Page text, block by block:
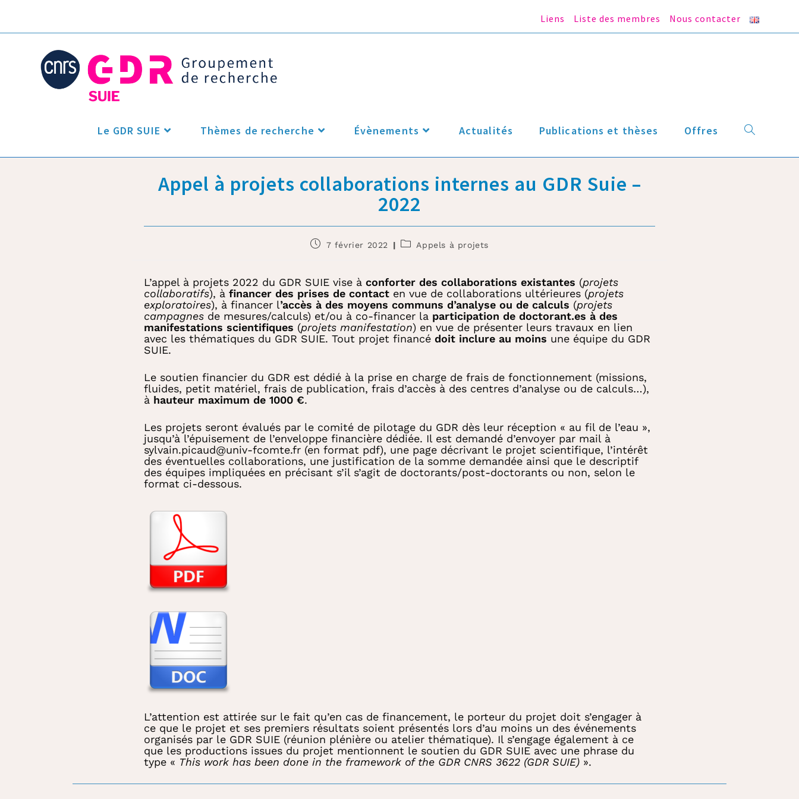
Liens Liste des membres Nous contacter
Le GDR SUIE Thèmes de recherche Évènements Actualités Publications et thèses Offres
Appel à projets collaborations internes au GDR Suie –
2022
7 février 2022 Appels à projets
L’appel à projets 2022 du GDR SUIE vise à conforter des collaborations existantes (projets
collaboratifs), à financer des prises de contact en vue de collaborations ultérieures (projets
exploratoires), à financer l’accès à des moyens communs d’analyse ou de calculs (projets
campagnes de mesures/calculs) et/ou à co-financer la participation de doctorant.es à des
manifestations scientifiques (projets manifestation) en vue de présenter leurs travaux en lien
avec les thématiques du GDR SUIE. Tout projet financé doit inclure au moins une équipe du GDR
SUIE.
Le soutien financier du GDR est dédié à la prise en charge de frais de fonctionnement (missions,
fluides, petit matériel, frais de publication, frais d’accès à des centres d’analyse ou de calculs…),
à hauteur maximum de 1000 €.
Les projets seront évalués par le comité de pilotage du GDR dès leur réception « au fil de l’eau »,
jusqu’à l’épuisement de l’enveloppe financière dédiée. Il est demandé d’envoyer par mail à
sylvain.picaud@univ-fcomte.fr (en format pdf), une page décrivant le projet scientifique, l’intérêt
des éventuelles collaborations, une justification de la somme demandée ainsi que le descriptif
des équipes impliquées en précisant s’il s’agit de doctorants/post-doctorants ou non, selon le
format ci-dessous.
L’attention est attirée sur le fait qu’en cas de financement, le porteur du projet doit s’engager à
ce que le projet et ses premiers résultats soient présentés lors d’au moins un des événements
organisés par le GDR SUIE (réunion plénière ou atelier thématique). Il s’engage également à ce
que les productions issues du projet mentionnent le soutien du GDR SUIE avec une phrase du
type « This work has been done in the framework of the GDR CNRS 3622 (GDR SUIE) ».